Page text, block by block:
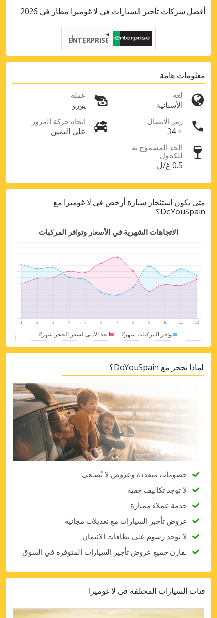
Top Savings
Get access to exclusive partner deals
Sign in with eLink
أفضل شركات تأجير السيارات في لا غوميرا مطار في 2026
ENTERPRISE
معلومات هامة
لغة
الأسبانية
عملة
يورو
رمز الاتصال
+ 34
اتجاه حركة المرور
على اليمين
الحد المسموح به
للكحول
0.5 غ/ل
متى يكون استئجار سيارة أرخص في لا غوميرا مع
DoYouSpain؟
الاتجاهات الشهرية في الأسعار وتوافر المركبات
توافر المركبات شهريًا الحد الأدنى لسعر الحجز شهريًا
لماذا تحجز مع DoYouSpain؟
خصومات متعددة وعروض لا تُضاهى
لا توجد تكاليف خفية
خدمة عملاء ممتازة
عروض تأجير السيارات مع تعديلات مجانية
لا توجد رسوم على بطاقات الائتمان
نقارن جميع عروض تأجير السيارات المتوفرة في السوق
فئات السيارات المختلفة في لا غوميرا